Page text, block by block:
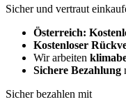
Sicher und vertraut
Österreich:
Kostenloser
Wir arbeiten
Sichere Bezahlung
Sicher bezahlen mit